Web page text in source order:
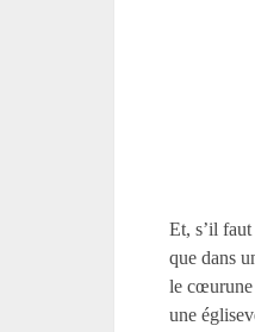
Et, s’il
que dans
le cœurune
une